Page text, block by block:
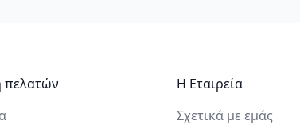
πελατών
Η Εταιρεία
Σχετικά με εμάς